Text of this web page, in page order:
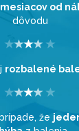
mesiacov od
dôvodu
rozbalené
že